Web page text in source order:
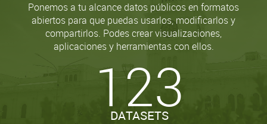
Ponemos a tu alcance datos públicos en formatos
abiertos para que puedas usarlos, modificarlos y
compartirlos. Podes crear visualizaciones,
aplicaciones y herramientas con ellos.
123
DATASETS